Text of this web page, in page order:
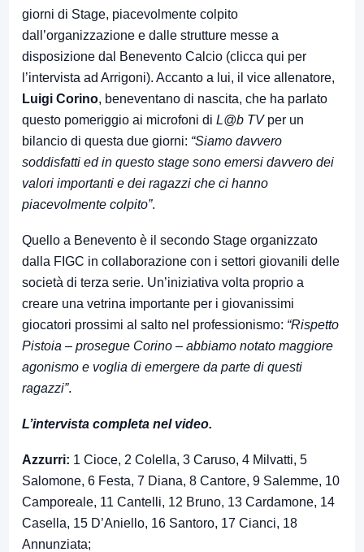
giorni di Stage, piacevolmente colpito
dall’organizzazione e dalle strutture messe a
disposizione dal Benevento Calcio (clicca qui per
l’intervista ad Arrigoni). Accanto a lui, il vice allenatore,
Luigi Corino, beneventano di nascita, che ha parlato
questo pomeriggio ai microfoni di L@b TVper un
bilancio di questa due giorni: “Siamo davvero
soddisfatti ed in questo stage sono emersi davvero dei
valori importanti e dei ragazzi che ci hanno
piacevolmente colpito”.
Quello a Benevento è il secondo Stage organizzato
dalla FIGC in collaborazione con i settori giovanili delle
società di terza serie. Un’iniziativa volta proprio a
creare una vetrina importante per i giovanissimi
giocatori prossimi al salto nel professionismo: “Rispetto
Pistoia – prosegue Corino – abbiamo notato maggiore
agonismo e voglia di emergere da parte di questi
ragazzi”.
L’intervista completa nel video.
Azzurri: 1 Cioce, 2 Colella, 3 Caruso, 4 Milvatti, 5
Salomone, 6 Festa, 7 Diana, 8 Cantore, 9 Salemme, 10
Camporeale, 11 Cantelli, 12 Bruno, 13 Cardamone, 14
Casella, 15 D’Aniello, 16 Santoro, 17 Cianci, 18
Annunziata;